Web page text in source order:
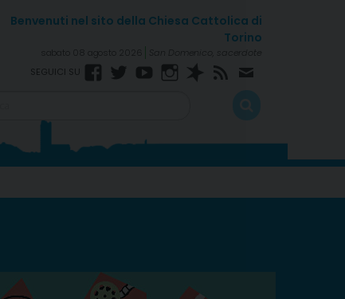
sabato 08 agosto 2026
Facebook
TwitterYouTubeInstagram
Spreaker
RSSNewsletter